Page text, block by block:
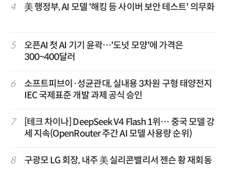
4 美 행정부, AI 모델 '해킹 등 사이버 보안 테스트' 의무화
5
오픈AI 첫 AI 기기 윤곽…'도넛 모양'에 가격은
300~400달러
6
소프트피브이·성균관대, 실내용 3차원 구형 태양전지
IEC 국제표준 개발 과제 공식 승인
7
[테크 차이나] DeepSeek V4 Flash 1위… 중국 모델 강
세 지속(OpenRouter 주간 AI 모델 사용량 순위)
8 구광모 LG 회장, 내주 美 실리콘밸리서 젠슨 황 재회동